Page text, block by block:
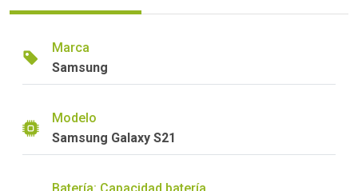
Marca
Samsung
Modelo
Samsung Galaxy S21
Batería: Capacidad batería